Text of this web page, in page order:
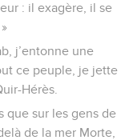
: il exagère, il se
j’entonne une
ce peuple, je jette
Hérès.
que sur les gens de
de la mer Morte,